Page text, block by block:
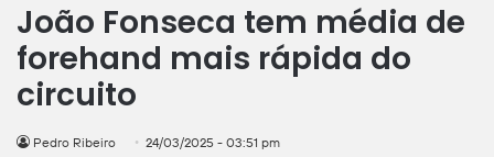
João Fonseca tem média de
forehand mais rápida do
circuito
Pedro Ribeiro 24/03/2025 - 03:51 pm